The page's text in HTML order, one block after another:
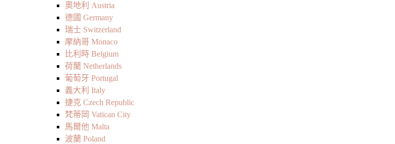
奧地利 Austria
德國 Germany
瑞士 Switzerland
摩納哥 Monaco
比利時 Belgium
荷蘭 Netherlands
葡萄牙 Portugal
義大利 Italy
捷克 Czech Republic
梵蒂岡 Vatican City
馬爾他 Malta
波蘭 Poland